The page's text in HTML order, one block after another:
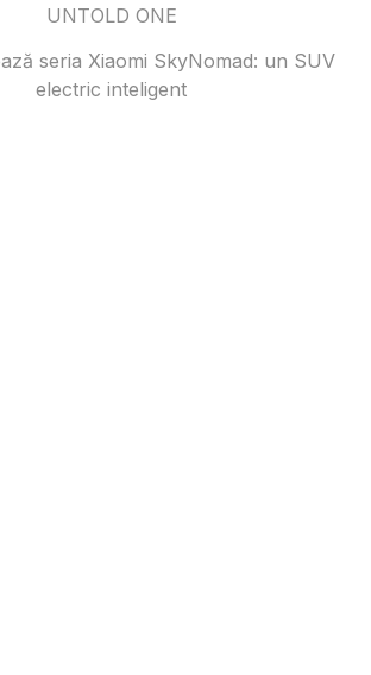
UNTOLD ONE
seria Xiaomi SkyNomad: un SUV
electric inteligent